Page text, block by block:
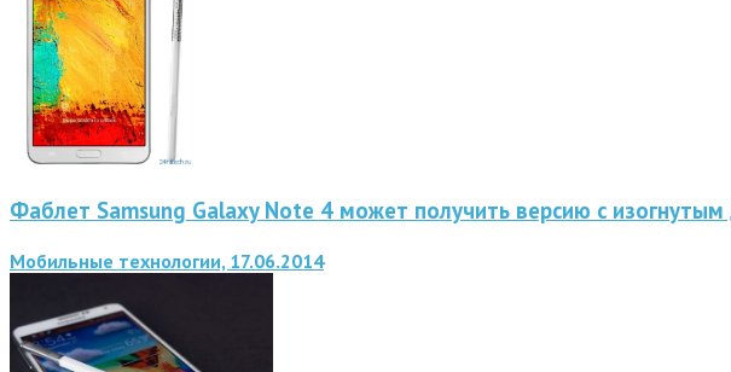
Фаблет Samsung Galaxy Note 4 может получить версию с изогнутым
Мобильные технологии, 17.06.2014